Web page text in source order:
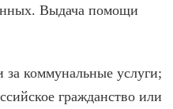
Выдача помощи
за коммунальные услуги;
гражданство или